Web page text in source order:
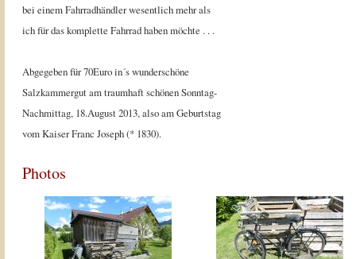
bei einem Fahrradhändler wesentlich mehr als
ich für das komplette Fahrrad haben möchte . . .
Abgegeben für 70Euro in´s wunderschöne
Salzkammergut am traumhaft schönen Sonntag-
Nachmittag, 18.August 2013, also am Geburtstag
vom Kaiser Franc Joseph (* 1830).
Photos